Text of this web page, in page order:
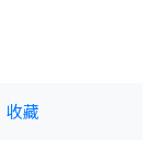
收藏